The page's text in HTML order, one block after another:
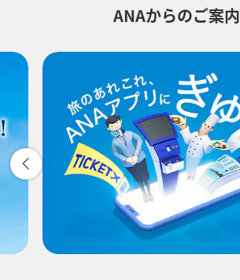
時間帯指定なし
復路出発日および時間帯
時間帯指定なし
ANAからのご案内